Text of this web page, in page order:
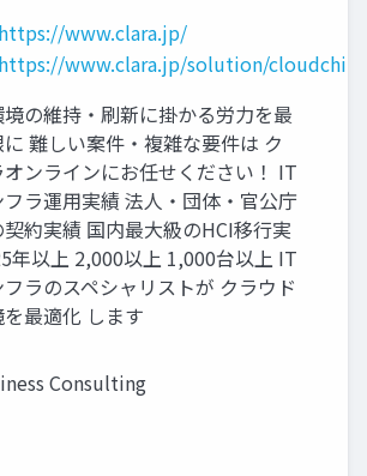
https://www.clara.jp/
https://www.clara.jp/solution/
の維持・刷新に掛かる労力を最
難しい案件・複雑な要件は ク
オンラインにお任せください！ IT
フラ運用実績 法人・団体・官公庁
契約実績 国内最大級のHCI移行実
年以上 2,000以上 1,000台以上 IT
ラのスペシャリストが クラウド
最適化 します
Consulting